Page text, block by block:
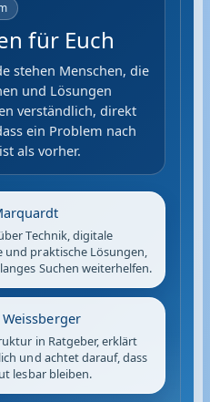
für Euch
stehen Menschen, die
und Lösungen
verständlich, direkt
ein Problem nach
als vorher.
Technik, digitale
und praktische Lösungen,
Suchen weiterhelfen.
in Ratgeber, erklärt
und achtet darauf, dass
lesbar bleiben.